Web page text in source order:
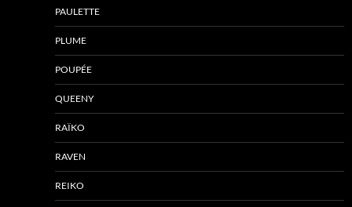
PAULETTE
PLUME
POUPÉE
QUEENY
RAÏKO
RAVEN
REIKO